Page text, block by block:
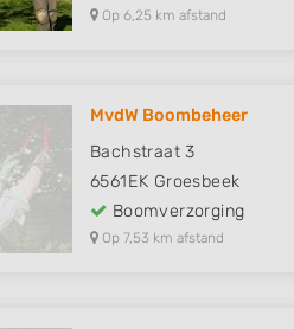
Op 6,25 km afstand
MvdW Boombeheer
Bachstraat 3
6561EK Groesbeek
Boomverzorging
Op 7,53 km afstand